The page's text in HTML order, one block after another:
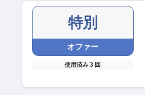
特別
オファー
使用済み 3 回